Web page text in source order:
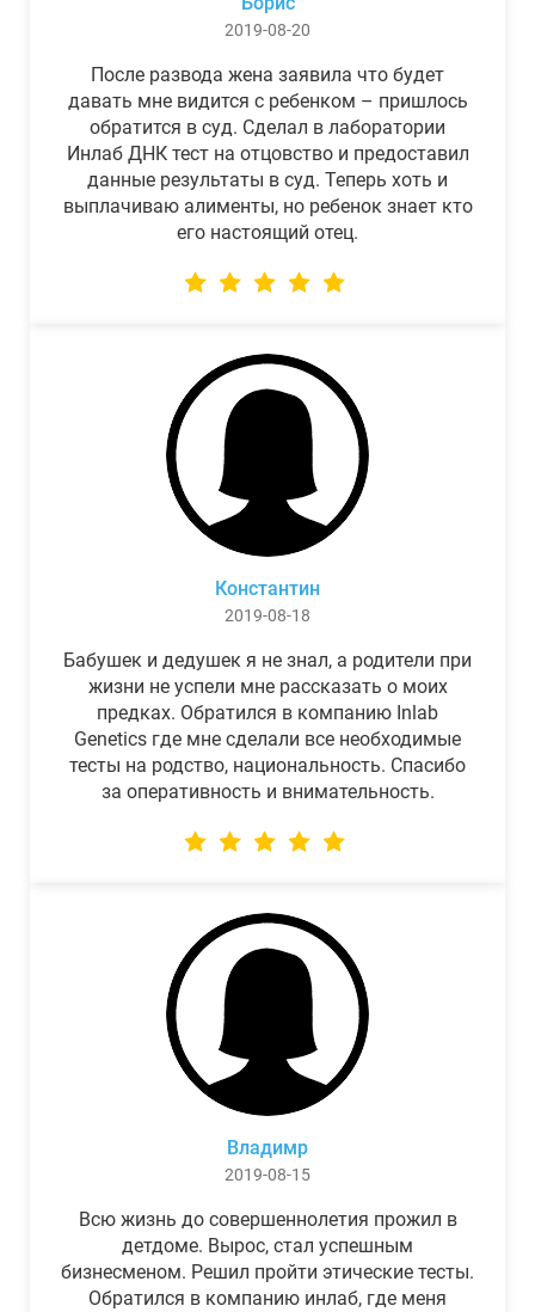
2019-08-20
После развода жена заявила что будет
давать мне видится с ребенком – пришлось
обратится в суд. Сделал в лаборатории
Инлаб ДНК тест на отцовство и предоставил
данные результаты в суд. Теперь хоть и
выплачиваю алименты, но ребенок знает кто
его настоящий отец.
Константин
2019-08-18
Бабушек и дедушек я не знал, а родители при
жизни не успели мне рассказать о моих
предках. Обратился в компанию Inlab
Genetics где мне сделали все необходимые
тесты на родство, национальность. Спасибо
за оперативность и внимательность.
Владимр
2019-08-15
Всю жизнь до совершеннолетия прожил в
детдоме. Вырос, стал успешным
бизнесменом. Решил пройти этические тесты.
Обратился в компанию инлаб, где меня